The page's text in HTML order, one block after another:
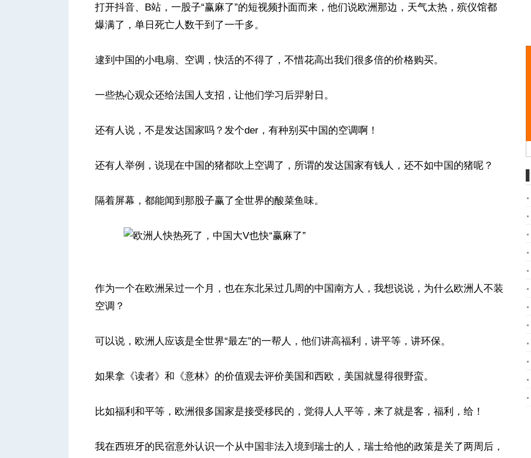
打开抖音、B站，一股子“赢麻了”的短视频扑面而来，他们说欧洲那边，天气太热，殡仪馆都
爆满了，单日死亡人数干到了一千多。
逮到中国的小电扇、空调，快活的不得了，不惜花高出我们很多倍的价格购买。
一些热心观众还给法国人支招，让他们学习后羿射日。
还有人说，不是发达国家吗？发个der，有种别买中国的空调啊！
还有人举例，说现在中国的猪都吹上空调了，所谓的发达国家有钱人，还不如中国的猪呢？
隔着屏幕，都能闻到那股子赢了全世界的酸菜鱼味。
作为一个在欧洲呆过一个月，也在东北呆过几周的中国南方人，我想说说，为什么欧洲人不装
空调？
可以说，欧洲人应该是全世界“最左”的一帮人，他们讲高福利，讲平等，讲环保。
如果拿《读者》和《意林》的价值观去评价美国和西欧，美国就显得很野蛮。
比如福利和平等，欧洲很多国家是接受移民的，觉得人人平等，来了就是客，福利，给！
我在西班牙的民宿意外认识一个从中国非法入境到瑞士的人，瑞士给他的政策是关了两周后，